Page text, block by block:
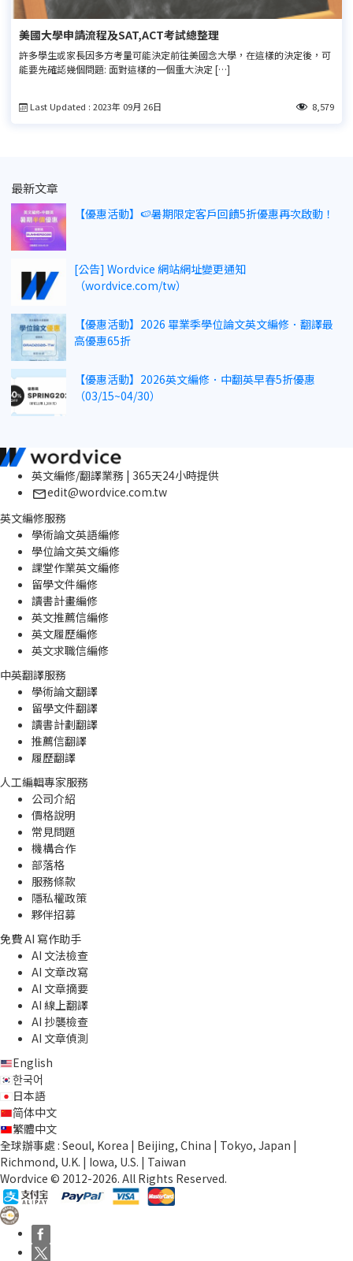
美國大學申請流程及SAT,ACT考試總整理
許多學生或家長因多方考量可能決定前往美國念大學，在這樣的決定後，可
能要先確認幾個問題: 面對這樣的一個重大決定 […]
Last Updated : 2023年 09月 26日 8,579
最新文章
【優惠活動】🍉暑期限定客戶回饋5折優惠再次啟動！
[公告] Wordvice 網站網址變更通知
（wordvice.com/tw）
【優惠活動】2026 畢業季學位論文英文編修．翻譯最
高優惠65折
【優惠活動】2026英文編修．中翻英早春5折優惠
（03/15~04/30）
英文編修/翻譯業務 | 365天24小時提供
edit@wordvice.com.tw
英文編修服務
學術論文英語編修
學位論文英文編修
課堂作業英文編修
留學文件編修
讀書計畫編修
英文推薦信編修
英文履歷編修
英文求職信編修
中英翻譯服務
學術論文翻譯
留學文件翻譯
讀書計劃翻譯
推薦信翻譯
履歷翻譯
人工編輯專家服務
公司介紹
價格說明
常見問題
機構合作
部落格
服務條款
隱私權政策
夥伴招募
免費 AI 寫作助手
AI 文法檢查
AI 文章改寫
AI 文章摘要
AI 線上翻譯
AI 抄襲檢查
AI 文章偵測
English
한국어
日本語
简体中文
繁體中文
全球辦事處 : Seoul, Korea | Beijing, China | Tokyo, Japan |
Richmond, U.K. | Iowa, U.S. | Taiwan
Wordvice © 2012-2026. All Rights Reserved.